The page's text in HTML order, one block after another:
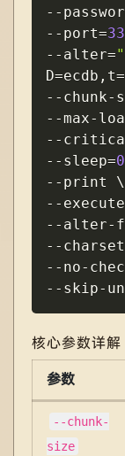
--
--port=
--alter=
D=ecdb,t=
--chunk-
--max-
--
--sleep=
--print
\
--execute
--alter-
--charset
--no-
--
核心参数详解
参数
--chunk-
size